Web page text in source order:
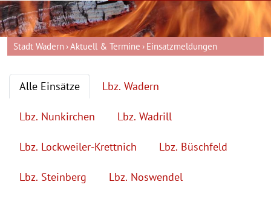
Stadt Wadern Aktuell & Termine Einsatzmeldungen
Alle Einsätze Lbz. Wadern
Lbz. Nunkirchen Lbz. Wadrill
Lbz. Lockweiler-Krettnich Lbz. Büschfeld
Lbz. Steinberg Lbz. Noswendel